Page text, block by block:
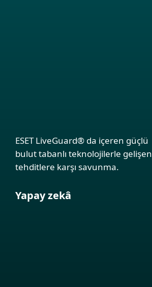
ESET LiveGuard® da içeren güçlü
bulut tabanlı teknolojilerle gelişen
tehditlere karşı savunma.
Yapay zekâ